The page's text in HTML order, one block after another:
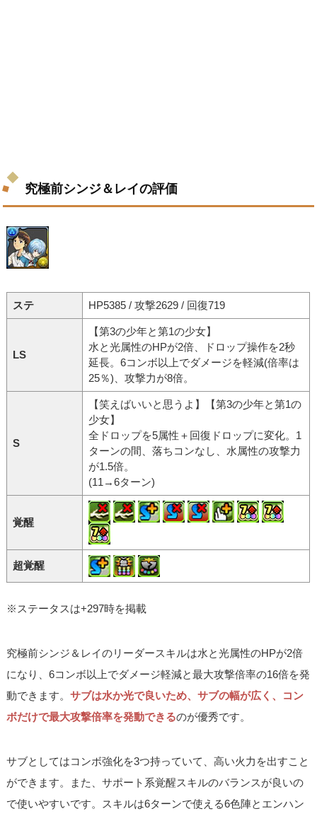
究極前シンジ＆レイの評価
ステ HP5385 / 攻撃2629 / 回復719
LS
【第3の少年と第1の少女】
水と光属性のHPが2倍、ドロップ操作を2秒
延長。6コンボ以上でダメージを軽減(倍率は
25％)、攻撃力が8倍。
S
【笑えばいいと思うよ】【第3の少年と第1の
少女】
全ドロップを5属性＋回復ドロップに変化。1
ターンの間、落ちコンなし、水属性の攻撃力
が1.5倍。
(11→6ターン)
覚醒
超覚醒
※ステータスは+297時を掲載
究極前シンジ＆レイのリーダースキルは水と光属性のHPが2倍
になり、6コンボ以上でダメージ軽減と最大攻撃倍率の16倍を発
動できます。サブは水か光で良いため、サブの幅が広く、コン
ボだけで最大攻撃倍率を発動できるのが優秀です。
サブとしてはコンボ強化を3つ持っていて、高い火力を出すこと
ができます。また、サポート系覚醒スキルのバランスが良いの
で使いやすいです。スキルは6ターンで使える6色陣とエンハン